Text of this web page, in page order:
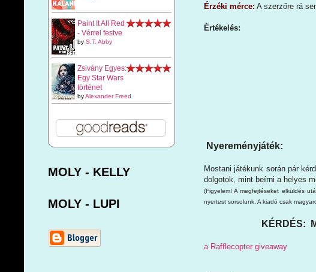
Érzéki mérce: A szerzőre rá
Értékelés:
Nyereményjáték:
Mostani játékunk során pár
dolgotok, mint beírni a helyes
(Figyelem! A megfejtéseket elküldés
nyertest sorsolunk. A kiadó csak
KÉRDÉS:
a Rafflecopter giveaway
Paint It All Red
- Vérrel festve
by S.T. Abby
Zsivány Egyes:
Egy Star Wars
történet
byAlexander Freed
MOLY - KELLY
MOLY - LUPI